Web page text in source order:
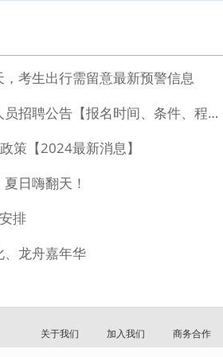
考生出行需留意最新预警信息
2024年深圳龙华区机关事业单位编外人员招聘公告【报名时间、条件、程序详解】
策【2024最新消息】
日嗨翻天！
排
龙舟嘉年华
关于我们 加入我们 商务合作